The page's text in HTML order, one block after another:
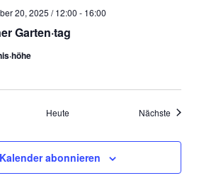
Garten·tag
20, 2025 / 12:00 - 16:00
Heute Nächste
Kalender abonnieren